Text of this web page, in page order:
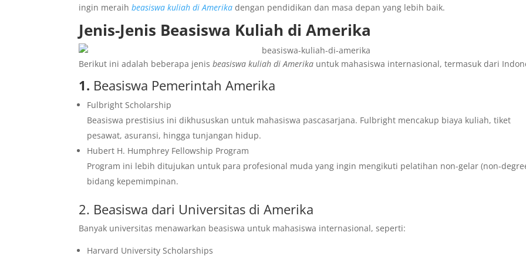
ingin meraihbeasiswa kuliah di Amerika dengan pendidikan dan masa depan yang lebih baik.
Jenis-Jenis Beasiswa Kuliah di Amerika
Berikut ini adalah beberapa jenisbeasiswa kuliah di Amerika untuk mahasiswa internasional, termasuk dari
1. Beasiswa Pemerintah Amerika
Fulbright Scholarship
Beasiswa prestisius ini dikhususkan untuk mahasiswa pascasarjana. Fulbright mencakup biaya kuliah, tiket
pesawat, asuransi, hingga tunjangan hidup.
Hubert H. Humphrey Fellowship Program
Program ini lebih ditujukan untuk para profesional muda yang ingin mengikuti pelatihan non-gelar (non-
bidang kepemimpinan.
2. Beasiswa dari Universitas di Amerika
Banyak universitas menawarkan beasiswa untuk mahasiswa internasional, seperti:
Harvard University Scholarships